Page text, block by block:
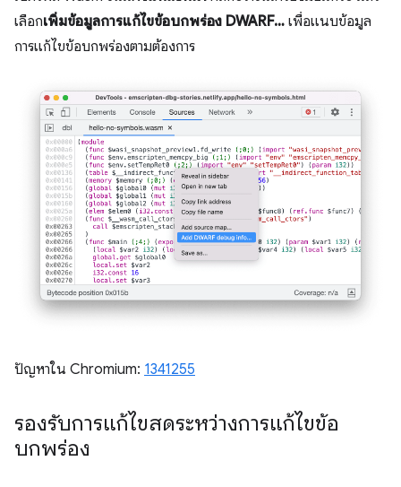
เลือกเพิ่มข้อมูลการแก้ไขข้อบกพร่อง DWARF… เพื่อแนบข้อมูล
การแก้ไขข้อบกพร่องตามต้องการ
ปัญหาใน Chromium: 1341255
รองรับการแก้ไขสดระหว่างการแก้ไขข้อ
บกพร่อง